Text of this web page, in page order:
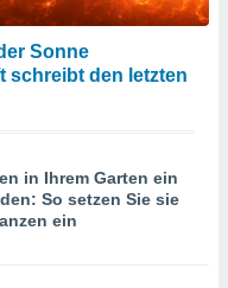
Sonne
schreibt den letzten
in Ihrem Garten ein
So setzen Sie sie
ein